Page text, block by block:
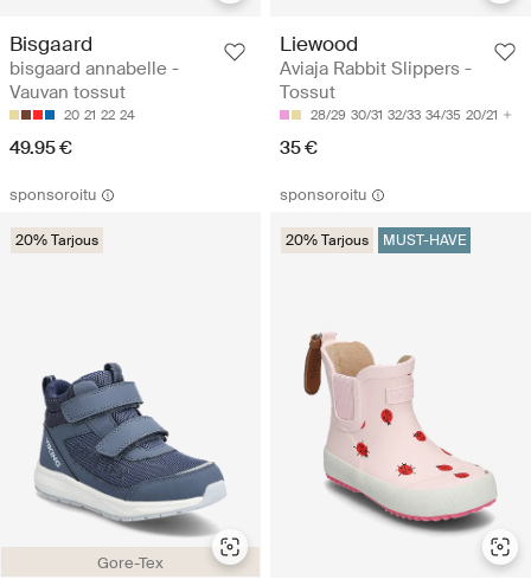
Bisgaard
bisgaard annabelle -
Vauvan tossut
20 21 22 24
49.95 €
Liewood
Aviaja Rabbit Slippers -
Tossut
28/29 30/31 32/33 34/35 20/21
35 €
sponsoroitu
Gore-Tex
20% Tarjous
sponsoroitu
20% Tarjous MUST-HAVE